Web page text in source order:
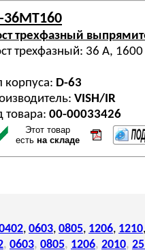
36MT160
трехфазный
трехфазный: 36 А, 1600
корпуса: D-63
VISH/IR
товара: 00-00033426
Этот товар
есть на складе
, 0603, 0805, 1206, 1210,
, 0603, 0805, 1206, 2010,